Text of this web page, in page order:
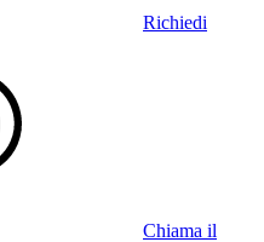
Richiedi
Chiama il